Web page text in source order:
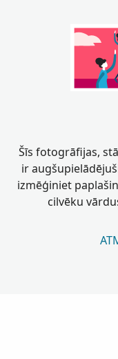
Šīs fotogrāfijas,
ir
izmēģiniet
cilvēku